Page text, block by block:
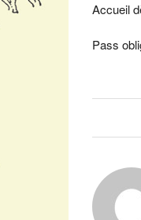
Accueil
Pass